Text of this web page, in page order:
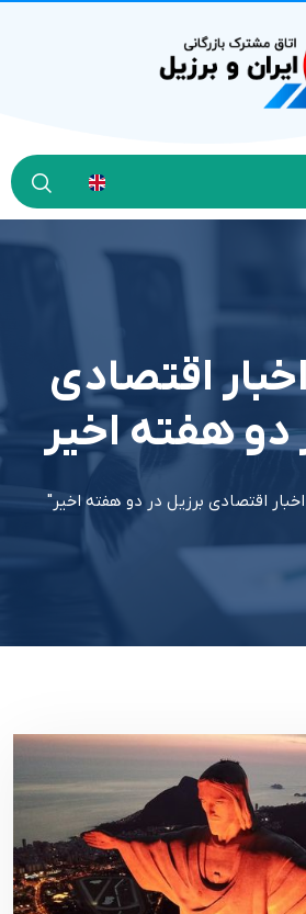
اقتصادی
دو هفته اخیر
اقتصادی برزیل در دو هفته اخیر"